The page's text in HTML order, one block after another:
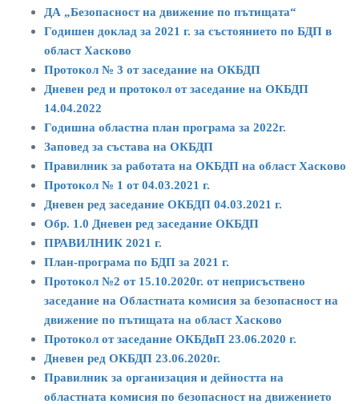
ДА „Безопасност на движение по пътищата“
Годишен доклад за 2021 г. за състоянието по БДП в
област Хасково
Протокол № 3 от заседание на ОКБДП
Дневен ред и протокол от заседание на ОКБДП
14.04.2022
Годишна областна план програма за 2022г.
Заповед за състава на ОКБДП
Правилник за работата на ОКБДП на област Хасково
Протокол № 1 от 04.03.2021 г.
Дневен ред заседание ОКБДП 04.03.2021 г.
Oбр. 1.0 Дневен ред заседание ОКБДП
ПРАВИЛНИК 2021 г.
План-програма по БДП за 2021 г.
Протокол №2 от 15.10.2020г. от неприсъствено
заседание на Областната комисия за безопасност на
движение по пътищата на област Хасково
Протокол от заседание ОКБДвП 23.06.2020 г.
Дневен ред ОКБДП 23.06.2020г.
Правилник за организация и дейността на
областната комисия по безопасност на движението